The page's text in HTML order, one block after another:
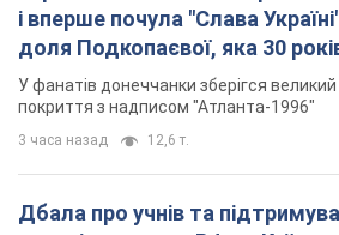
і вперше почула "Слава
доля Подкопаєвої, яка 30
"золото" Олімпіади
У фанатів донеччанки зберігся
покриття з надписом "Атланта-1996"
3 часа назад 12,6 т.
Дбала про учнів та